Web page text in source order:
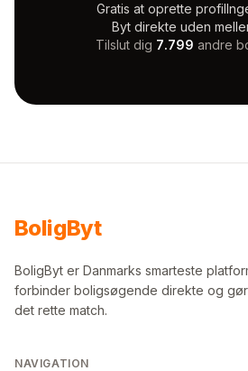
Gratis at oprette profil
Byt direkte uden
Tilslut dig 7.799 andre
BoligByt
BoligByt er Danmarks smarteste
forbinder boligsøgende direkte og
det rette match.
NAVIGATION